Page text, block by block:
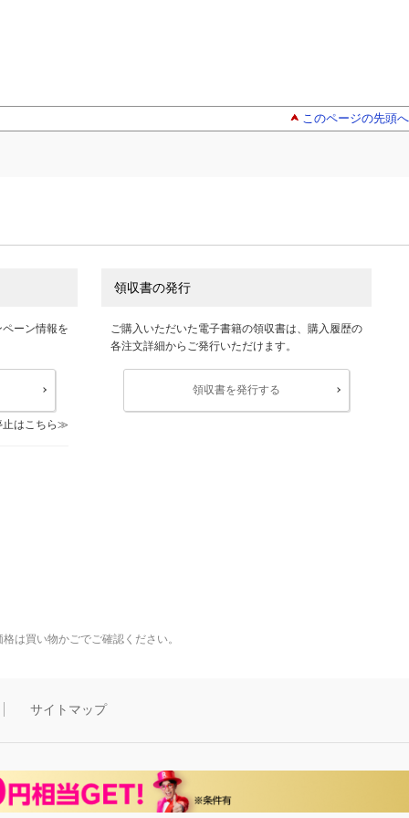
このページの先頭へ
ーン情報を
はこちら
領収書の発行
ご購入いただいた電子書籍の領収書は、購入履歴の
各注文詳細からご発行いただけます。
領収書を発行する
は買い物かごでご確認ください。
サイトマップ